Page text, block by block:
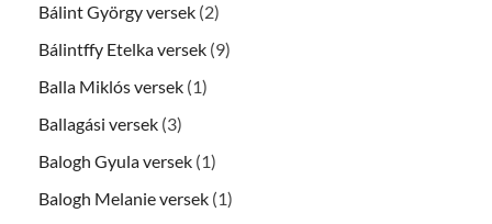
Bálint György versek (2)
Bálintffy Etelka versek (9)
Balla Miklós versek (1)
Ballagási versek (3)
Balogh Gyula versek (1)
Balogh Melanie versek (1)